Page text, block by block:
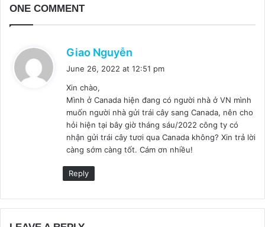
ONE COMMENT
Giao Nguyễn
:
June 26, 2022 at 12:51 pm
Xin chào,
Mình ở Canada hiện đang có người nhà ở VN mình
muốn người nhà gửi trái cây sang Canada, nên cho
hỏi hiện tại bây giờ tháng sáu/2022 công ty có
nhận gửi trái cây tươi qua Canada không? Xin trả lời
càng sớm càng tốt. Cám ơn nhiều!
Reply